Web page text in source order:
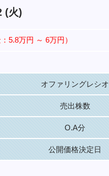
(火)
5.8万円 ～ 6万円）
オファリングレシオ
売出株数
O.A分
公開価格決定日